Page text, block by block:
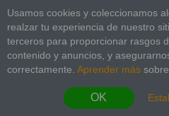
Usamos cookies y coleccionamos
realzar tu experiencia de nuestro
terceros para proporcionar rasgos
contenido y anuncios, y
correctamente. Aprender más
OK